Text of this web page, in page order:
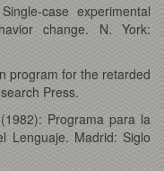
case experimental
change. N. York:
program for the retarded
Press.
Programa para la
Lenguaje. Madrid: Siglo